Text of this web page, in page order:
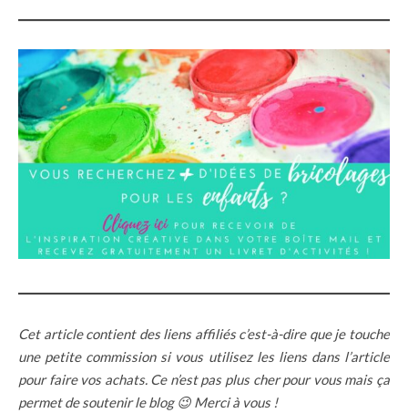
Cet article contient des liens affiliés c’est-à-dire que je touche
une petite commission si vous utilisez les liens dans l’article
pour faire vos achats. Ce n’est pas plus cher pour vous mais ça
permet de soutenir le blog 😉 Merci à vous !